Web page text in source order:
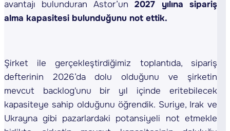
avantajı bulunduran Astor’un2027 yılına sipariş
alma kapasitesi bulunduğunu not ettik.
Şirket ile gerçekleştirdiğimiz toplantıda, sipariş
defterinin 2026’da dolu olduğunu ve şirketin
mevcut backlog'unu bir yıl içinde eritebilecek
kapasiteye sahip olduğunu öğrendik. Suriye, Irak ve
Ukrayna gibi pazarlardaki potansiyeli not etmekle